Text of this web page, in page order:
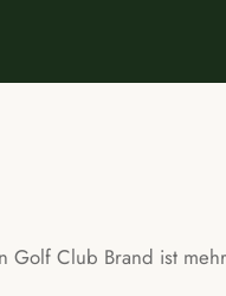
Club Brand ist